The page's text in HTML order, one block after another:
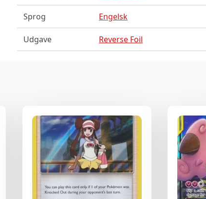
Sprog Engelsk
Udgave Reverse Foil